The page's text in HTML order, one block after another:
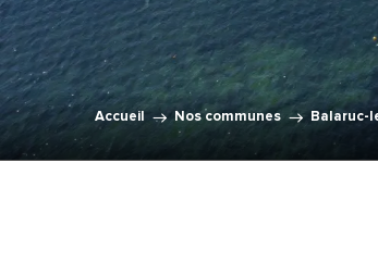
Accueil Nos communes Balaruc-